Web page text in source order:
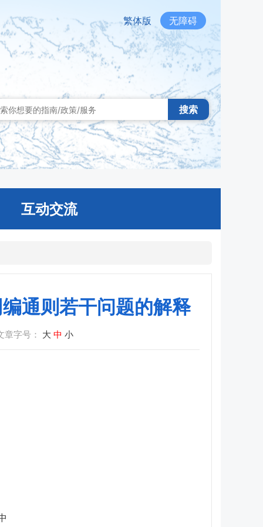
繁体版 无障碍
搜索
互动交流
通则若干问题的解释
章字号： 大 中 小